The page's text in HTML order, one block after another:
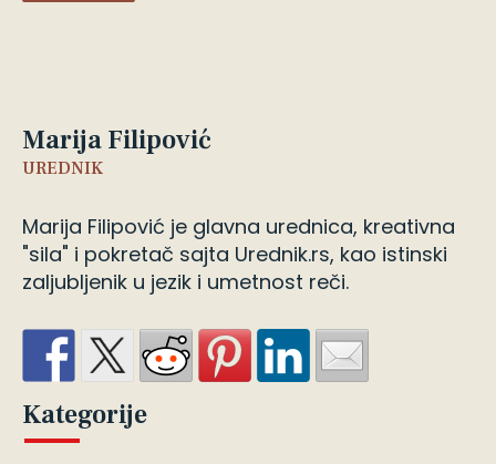
Marija Filipović
UREDNIK
Marija Filipović je glavna urednica, kreativna
"sila" i pokretač sajta Urednik.rs, kao istinski
zaljubljenik u jezik i umetnost reči.
Kategorije